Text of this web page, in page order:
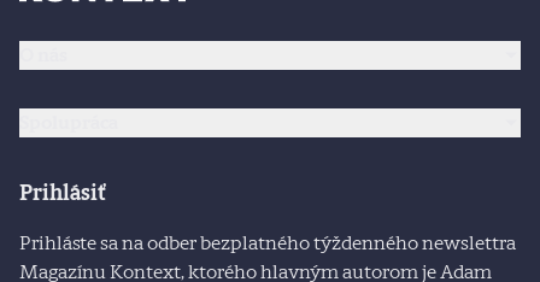
Prihlásiť
Prihláste sa na odber bezplatného týždenného newslettra
Magazínu Kontext, ktorého hlavným autorom je Adam